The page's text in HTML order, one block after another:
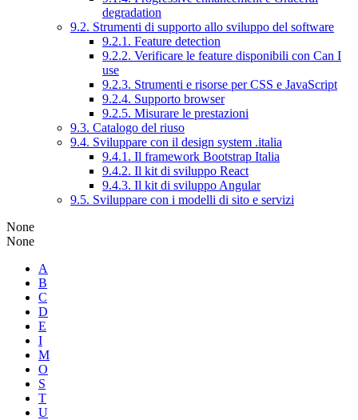
degradation
9.2. Strumenti di supporto allo sviluppo del software
9.2.1. Feature detection
9.2.2. Verificare le feature disponibili con Can I
use
9.2.3. Strumenti e risorse per CSS e JavaScript
9.2.4. Supporto browser
9.2.5. Misurare le prestazioni
9.3. Catalogo del riuso
9.4. Sviluppare con il design system .italia
9.4.1. Il framework Bootstrap Italia
9.4.2. Il kit di sviluppo React
9.4.3. Il kit di sviluppo Angular
9.5. Sviluppare con i modelli di sito e servizi
None
None
A
B
C
D
E
I
M
O
S
T
U